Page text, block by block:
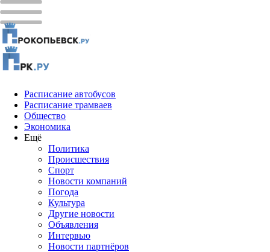
Расписание автобусов
Расписание трамваев
Общество
Экономика
Ещё
Политика
Проиcшествия
Спорт
Новости компаний
Погода
Культура
Другие новости
Объявления
Интервью
Новости партнёров